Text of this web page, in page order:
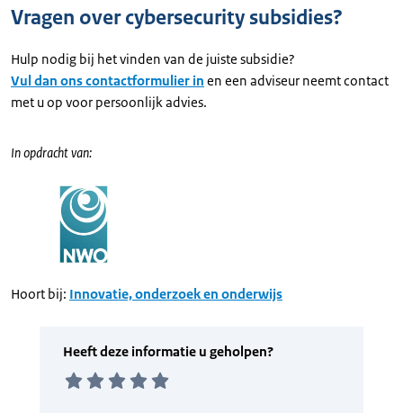
Vragen over cybersecurity subsidies?
Hulp nodig bij het vinden van de juiste subsidie?
Vul dan ons contactformulier in en een adviseur neemt contact
met u op voor persoonlijk advies.
In opdracht van:
Hoort bij: Innovatie, onderzoek en onderwijs